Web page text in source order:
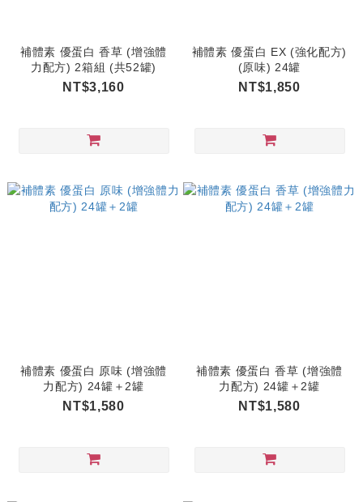
補體素 優蛋白 香草 (增強體
力配方) 2箱組 (共52罐)
NT$3,160
補體素 優蛋白 EX (強化配方)
(原味) 24罐
NT$1,850
補體素 優蛋白 原味 (增強體
力配方) 24罐＋2罐
NT$1,580
補體素 優蛋白 香草 (增強體
力配方) 24罐＋2罐
NT$1,580